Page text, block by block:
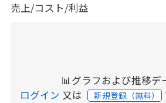
売上/コスト/利益
📊グラフおよび推移デ
ログイン 又は 新規登録（無料）